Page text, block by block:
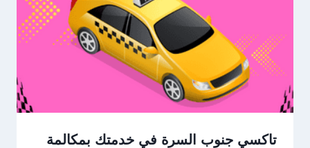
تاكسي جنوب السرة في خدمتك بمكالمة